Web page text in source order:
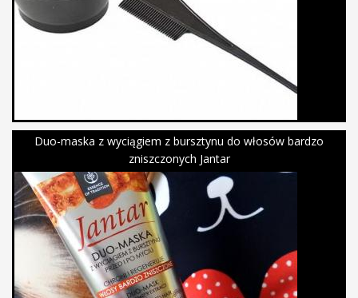
Duo-maska z wyciągiem z bursztynu do włosów bardzo
zniszczonych Jantar